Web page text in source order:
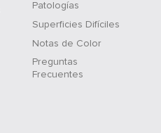
Patologías
Superficies Difíciles
Notas de Color
Preguntas
Frecuentes